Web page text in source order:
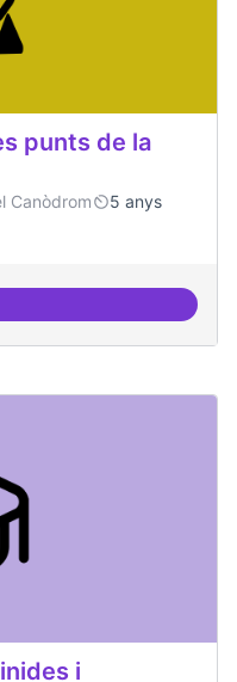
punts de la
Canòdrom
5 anys
Ateneu a altres punts
i